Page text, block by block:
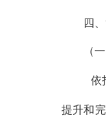
四、
（一
依
提升和